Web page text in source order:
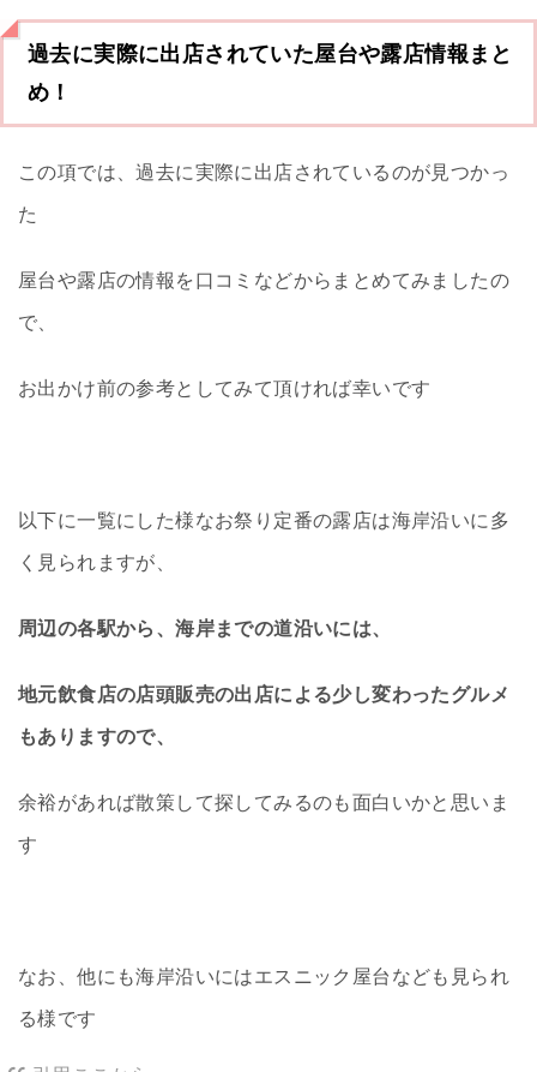
過去に実際に出店されていた屋台や露店情報まと
め！
この項では、過去に実際に出店されているのが見つかっ
た
屋台や露店の情報を口コミなどからまとめてみましたの
で、
お出かけ前の参考としてみて頂ければ幸いです
以下に一覧にした様なお祭り定番の露店は海岸沿いに多
く見られますが、
周辺の各駅から、海岸までの道沿いには、
地元飲食店の店頭販売の出店による少し変わったグルメ
もありますので、
余裕があれば散策して探してみるのも面白いかと思いま
す
なお、他にも海岸沿いにはエスニック屋台なども見られ
る様です